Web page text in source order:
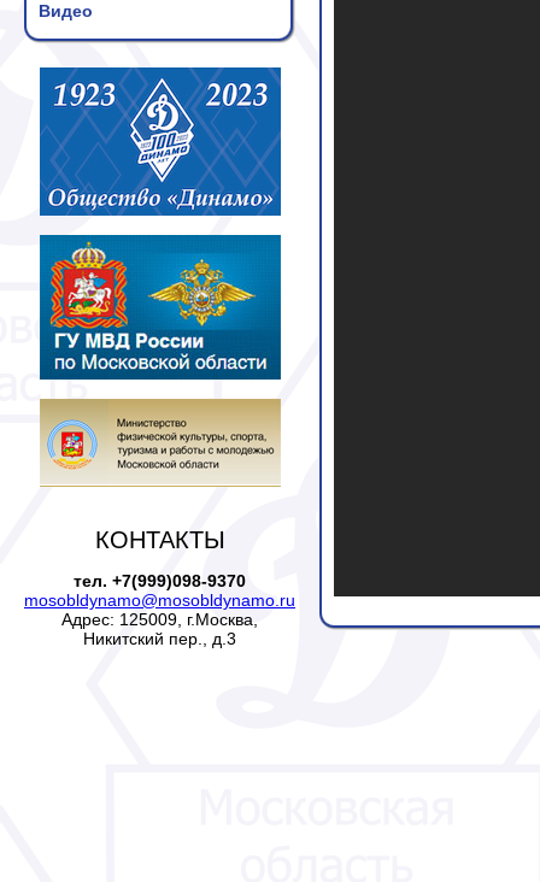
Видео
КОНТАКТЫ
тел. +7(999)098-9370
mosobldynamo@mosobldynamo.ru
Адрес: 125009, г.Москва,
Никитский пер., д.3